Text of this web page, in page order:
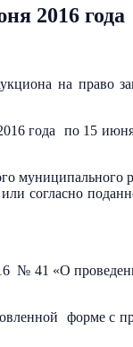
года
на право
года по 15
муниципального
или согласно
41 «О
форме